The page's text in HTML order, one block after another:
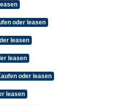
oder leasen
leasen
leasen
oder leasen
leasen